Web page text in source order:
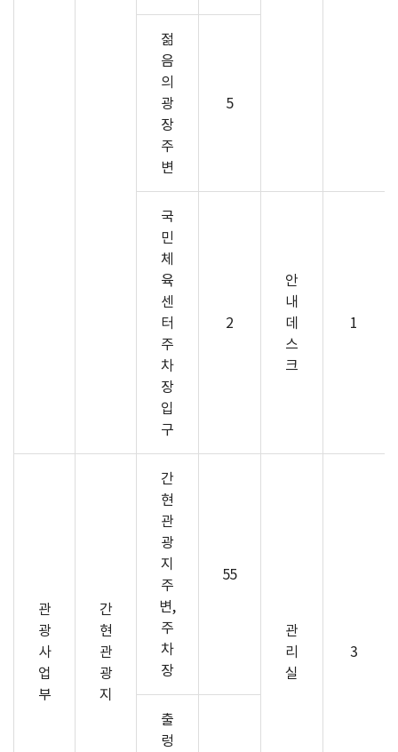
젊
음
의
광
장
주
변
5
국
민
체
육
센
터
주
차
장
입
구
2
안
내
데
스
크
1
관
광
사
업
부
간
현
관
광
지
간
현
관
광
지
주
변,
주
차
장
55
관
리
실
3
출
렁